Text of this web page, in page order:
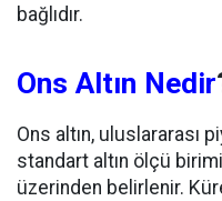
bağlıdır.
Ons Altın Nedir
Ons altın, uluslararası
standart altın ölçü
üzerinden belirlenir.